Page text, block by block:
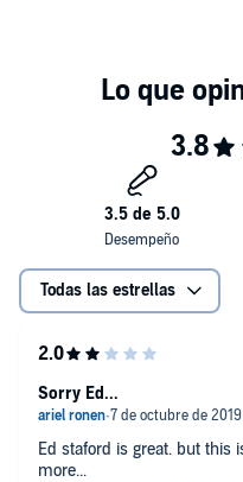
Todas las estrellas
Ed staford is great. but this
more...
Sorry Ed...